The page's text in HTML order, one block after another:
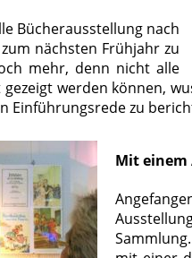
Bücherausstellung nach
nächsten Frühjahr zu
mehr, denn nicht alle
werden können,
Einführungsrede zu
Mit